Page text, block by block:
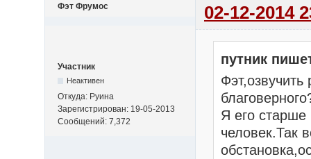
Фэт Фрумос 02-12-2014
Участник
Неактивен
Откуда: Руина
Зарегистрирован: 19-05-2013
Сообщений: 7,372
путник
Я его
человек.Так